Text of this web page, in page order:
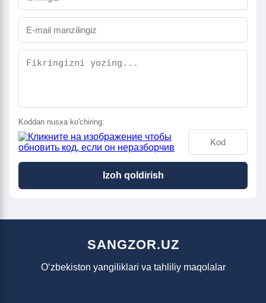
Koddan nusxa ko'chiring:
Izoh qoldirish
SANGZOR.UZ
O‘zbekiston yangiliklari va tahliliy maqolalar